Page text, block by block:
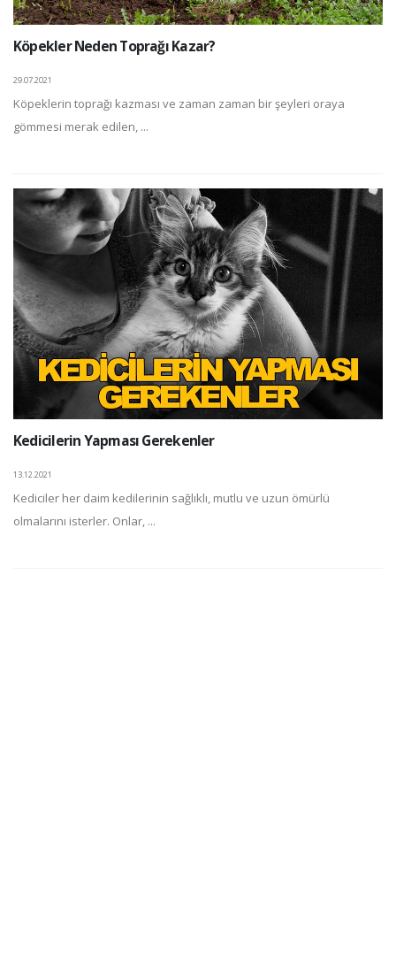
Köpekler Neden Toprağı Kazar?
29.07.2021
Köpeklerin toprağı kazması ve zaman zaman bir şeyleri oraya
gömmesi merak edilen, ...
Kedicilerin Yapması Gerekenler
13.12.2021
Kediciler her daim kedilerinin sağlıklı, mutlu ve uzun ömürlü
olmalarını isterler. Onlar, ...